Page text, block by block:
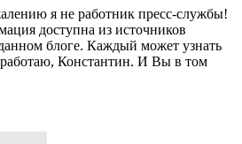
я не работник пресс-службы!
доступна из источников
блоге. Каждый может узнать
работаю, Константин. И Вы в том